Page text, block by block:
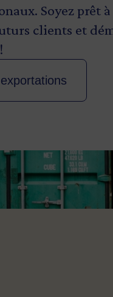
Soyez prêt
clients et